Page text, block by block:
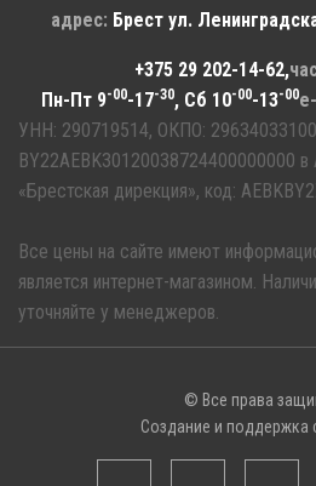
адрес: Брест ул.
+375 29 202-14-62,
Пн-Пт 9-00-17-30, Сб 10-00-13-00
УНН: 290719514, ОКПО:
BY22AEBK30120038724400000000
«Брестская дирекция», код:
Все цены на сайте имеют
является интернет-магазином.
уточняйте у менеджеров.
© Все права
Создание и поддержка